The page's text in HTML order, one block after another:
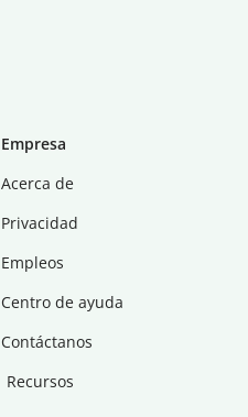
Empresa
Acerca de
Privacidad
Empleos
Centro de ayuda
Contáctanos
Recursos